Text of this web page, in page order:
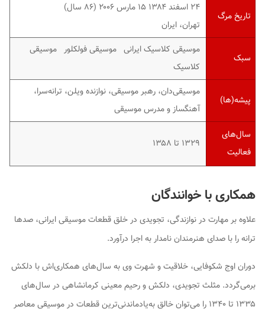
تاریخ مرگ
۲۴ اسفند ۱۳۸۴ ۱۵ مارس ۲۰۰۶ (۸۶ سال)
تهران، ایران
سبک
موسیقی کلاسیک ایرانی موسیقی فولکلور موسیقی
کلاسیک
پیشه(ها)
موسیقی‌دان، رهبر موسیقی، نوازنده ویلن، ترانه‌سرا،
آهنگساز و مدرس موسیقی
سال‌های
فعالیت
۱۳۲۹ تا ۱۳۵۸
همکاری با خوانندگان
علاوه بر مهارت در نوازندگی، تجویدی در خلق قطعات موسیقی ایرانی، صدها
ترانه را با صدای هنرمندان نامدار به اجرا درآورد.
دوران اوج شکوفایی، خلاقیت و شهرت وی به سال‌های همکاری‌اش با دلکش
برمی‌گردد. مثلث تجویدی، دلکش و رحیم معینی کرمانشاهی در سال‌های
۱۳۳۵ تا ۱۳۴۰ را می‌توان خالق به‌یادماندنی‌ترین قطعات در موسیقی معاصر